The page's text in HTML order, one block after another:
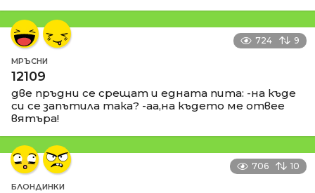
724 9
МРЪСНИ
12109
две пръдни се срещат и едната пита: -на къде
си се запътила така? -аа,на където ме отвее
вятъра!
706 10
БЛОНДИНКИ